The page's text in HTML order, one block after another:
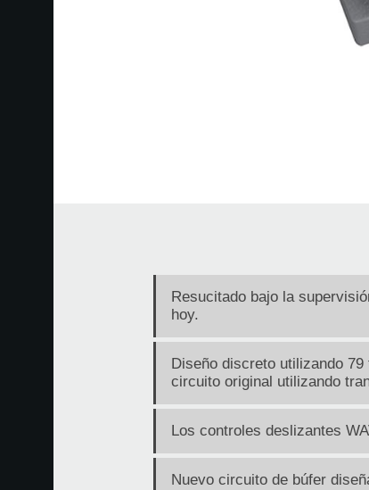
Resucitado bajo la
hoy.
Diseño discreto utilizando
circuito original utilizando
Los controles deslizantes
Nuevo circuito de búfer